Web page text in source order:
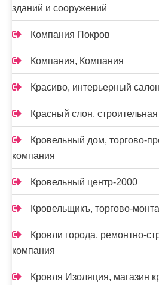
зданий и сооружений
Компания Покров
Компания, Компания
Красиво, интерьерный салон
Красный слон,
Кровельный дом, торгово-
компания
Кровельный центр-2000
Кровельщикъ, торгово-
Кровли города, ремонтно-
компания
Кровля Изоляция, магазин